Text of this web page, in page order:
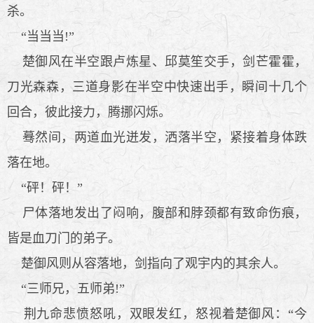
杀。
“当当当!”
楚御风在半空跟卢炼星、邱莫笙交手，剑芒霍霍，
刀光森森，三道身影在半空中快速出手，瞬间十几个
回合，彼此接力，腾挪闪烁。
蓦然间，两道血光迸发，洒落半空，紧接着身体跌
落在地。
“砰！砰！”
尸体落地发出了闷响，腹部和脖颈都有致命伤痕，
皆是血刀门的弟子。
楚御风则从容落地，剑指向了观宇内的其余人。
“三师兄，五师弟!”
荆九命悲愤怒吼，双眼发红，怒视着楚御风：“今